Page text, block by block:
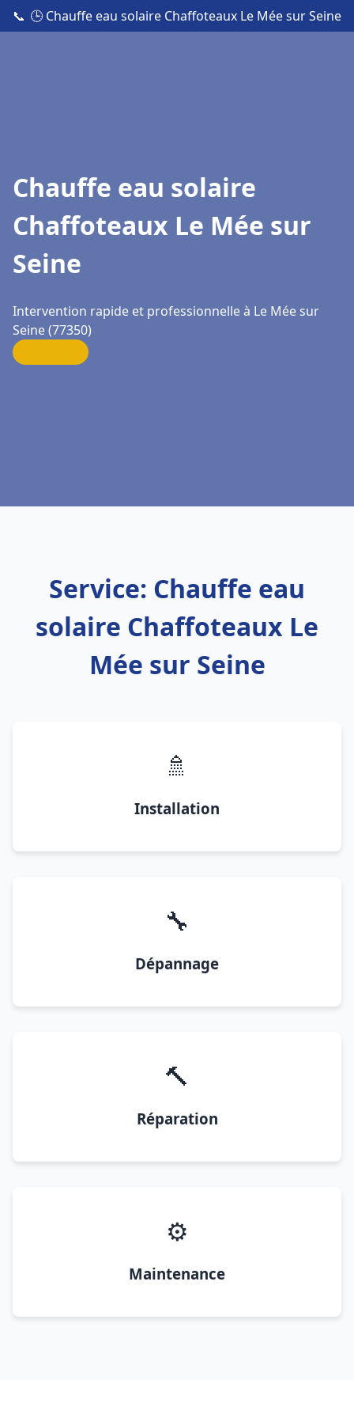
📞 🕒 Chauffe eau solaire Chaffoteaux Le Mée sur Seine
Chauffe eau solaire
Chaffoteaux Le Mée sur
Seine
Intervention rapide et professionnelle à Le Mée sur
Seine (77350)
Service: Chauffe eau
solaire Chaffoteaux Le
Mée sur Seine
🚿
Installation
🔧
Dépannage
🔨
Réparation
⚙️
Maintenance